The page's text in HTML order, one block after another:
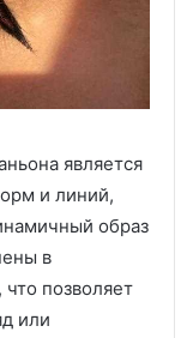
является
и линий,
образ
в
позволяет
или